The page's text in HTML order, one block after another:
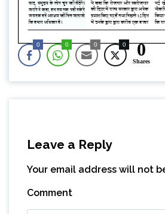
0 0 0 0 0
Shares
Leave a Reply
Your email address will not
Comment